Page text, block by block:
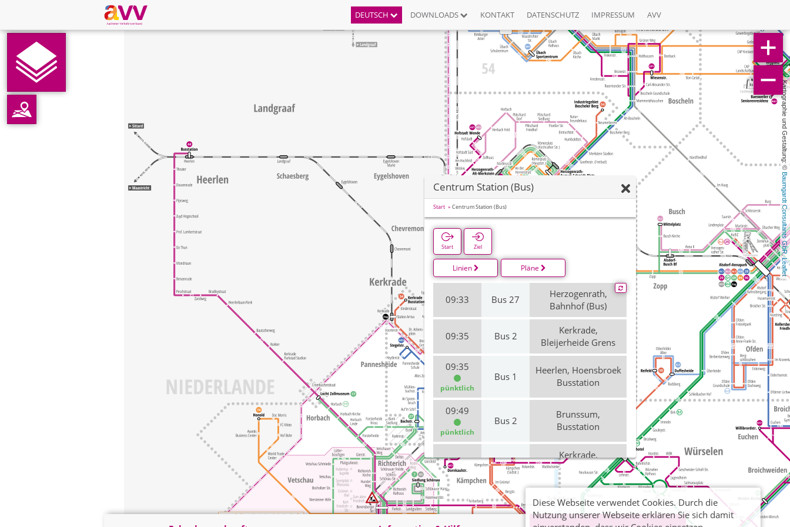
DEUTSCH DOWNLOADS KONTAKT DATENSCHUTZ IMPRESSUM AVV
Kartographie und Gestaltung: ©
Baumgardt Consultants GbR
,
Leaflet
Centrum Station (Bus)
Start Centrum Station (Bus)
Start Ziel
Linien Pläne
09:33 Bus 27
Herzogenrath,
Bahnhof (Bus)
09:35 Bus 2
Kerkrade,
Bleijerheide Grens
09:35
pünktlich
Bus 1
Heerlen, Hoensbroek
Busstation
09:49
pünktlich
Bus 2
Brunssum,
Busstation
09:50 Bus 1
Kerkrade,
Bleijerheide Grens
10:04
pünktlich
Bus 34
Aachen
Diepenbenden
Diese Webseite verwendet Cookies. Durch die
Nutzung unserer Webseite erklären Sie sich damit